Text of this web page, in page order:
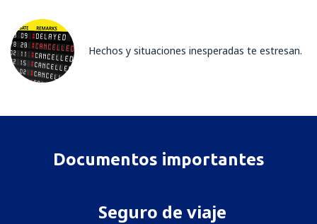
Hechos y situaciones inesperadas te estresan.
Documentos importantes
Seguro de viaje